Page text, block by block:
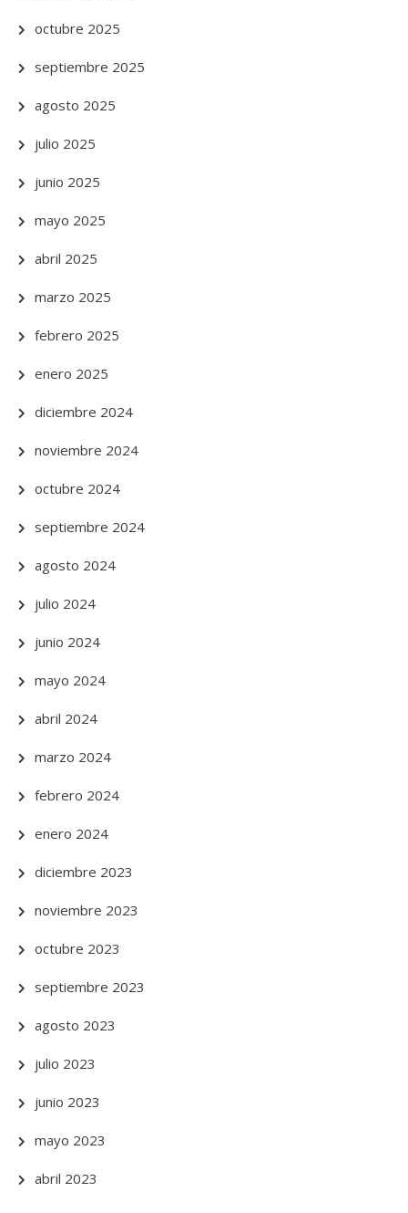
octubre 2025
septiembre 2025
agosto 2025
julio 2025
junio 2025
mayo 2025
abril 2025
marzo 2025
febrero 2025
enero 2025
diciembre 2024
noviembre 2024
octubre 2024
septiembre 2024
agosto 2024
julio 2024
junio 2024
mayo 2024
abril 2024
marzo 2024
febrero 2024
enero 2024
diciembre 2023
noviembre 2023
octubre 2023
septiembre 2023
agosto 2023
julio 2023
junio 2023
mayo 2023
abril 2023